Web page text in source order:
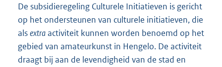
De subsidieregeling Culturele Initiatieven is gericht
op het ondersteunen van culturele initiatieven, die
alsextraactiviteit kunnen worden benoemd op het
gebied van amateurkunst in Hengelo. De activiteit
draagt bij aan de levendigheid van de stad en